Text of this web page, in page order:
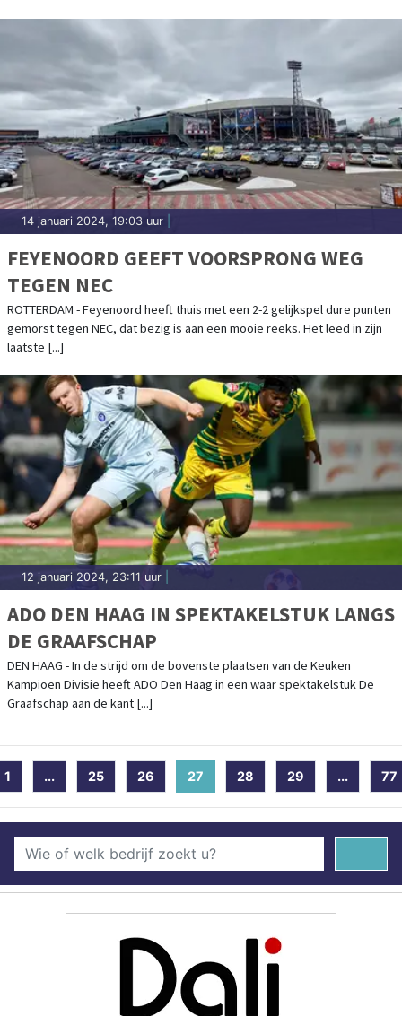
14 januari 2024, 19:03 uur
FEYENOORD GEEFT VOORSPRONG WEG
TEGEN NEC
ROTTERDAM - Feyenoord heeft thuis met een 2-2 gelijkspel dure punten
gemorst tegen NEC, dat bezig is aan een mooie reeks. Het leed in zijn
laatste [...]
12 januari 2024, 23:11 uur
ADO DEN HAAG IN SPEKTAKELSTUK LANGS
DE GRAAFSCHAP
DEN HAAG - In de strijd om de bovenste plaatsen van de Keuken
Kampioen Divisie heeft ADO Den Haag in een waar spektakelstuk De
Graafschap aan de kant [...]
1 ... 25 26 27 (current)
28 29 ... 77